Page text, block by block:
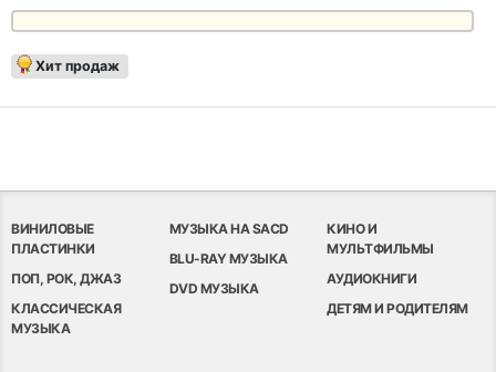
Хит продаж
ВИНИЛОВЫЕ
ПЛАСТИНКИ
ПОП, РОК, ДЖАЗ
КЛАССИЧЕСКАЯ
МУЗЫКА
МУЗЫКА НА SACD
BLU-RAY МУЗЫКА
DVD МУЗЫКА
КИНО И
МУЛЬТФИЛЬМЫ
АУДИОКНИГИ
ДЕТЯМ И РОДИТЕЛЯМ